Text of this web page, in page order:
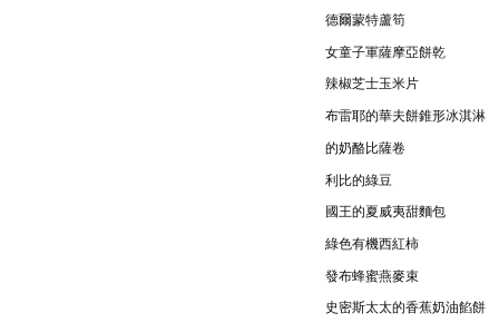
德爾蒙特蘆筍
女童子軍薩摩亞餅乾
辣椒芝士玉米片
布雷耶的華夫餅錐形冰淇淋
的奶酪比薩卷
利比的綠豆
國王的夏威夷甜麵包
綠色有機西紅柿
發布蜂蜜燕麥束
史密斯太太的香蕉奶油餡餅